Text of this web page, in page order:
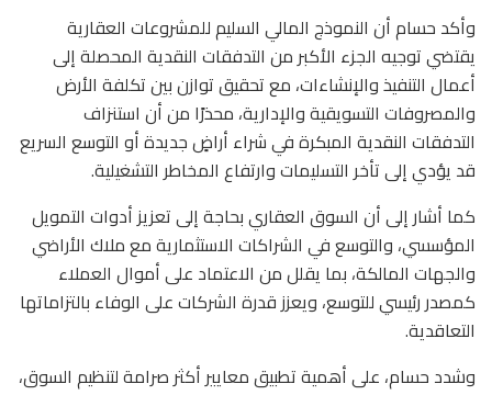
وأكد حسام أن النموذج المالي السليم للمشروعات العقارية
يقتضي توجيه الجزء الأكبر من التدفقات النقدية المحصلة إلى
أعمال التنفيذ والإنشاءات، مع تحقيق توازن بين تكلفة الأرض
والمصروفات التسويقية والإدارية، محذرًا من أن استنزاف
التدفقات النقدية المبكرة في شراء أراضٍ جديدة أو التوسع السريع
قد يؤدي إلى تأخر التسليمات وارتفاع المخاطر التشغيلية.
كما أشار إلى أن السوق العقاري بحاجة إلى تعزيز أدوات التمويل
المؤسسي، والتوسع في الشراكات الاستثمارية مع ملاك الأراضي
والجهات المالكة، بما يقلل من الاعتماد على أموال العملاء
كمصدر رئيسي للتوسع، ويعزز قدرة الشركات على الوفاء بالتزاماتها
التعاقدية.
وشدد حسام، على أهمية تطبيق معايير أكثر صرامة لتنظيم السوق،